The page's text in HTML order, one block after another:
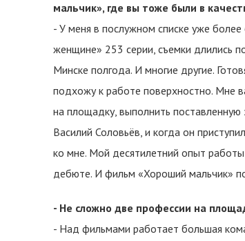
мальчик», где вы тоже были в
- У меня в послужном списке уже
женщине» 253 серии, съемки длились
Минске полгода. И многие другие.
подхожу к работе поверхностно. Мне
на площадку, выполнить поставленную
Василий Соловьёв, и когда он
ко мне. Мой десятилетний опыт
дебюте. И фильм «Хороший мальчик»
- Не сложно две профессии на
- Над фильмами работает большая